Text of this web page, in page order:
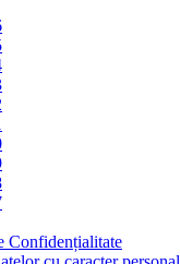
Confidențialitate